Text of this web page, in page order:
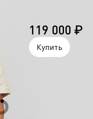
119 000 ₽
Купить